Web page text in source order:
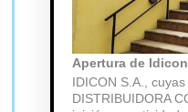
Apertura de Idicon
IDICON S.A.,
DISTRIBUIDORA